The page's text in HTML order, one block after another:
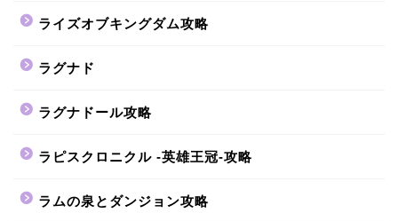
ライズオブキングダム攻略
ラグナド
ラグナドール攻略
ラピスクロニクル -英雄王冠-攻略
ラムの泉とダンジョン攻略